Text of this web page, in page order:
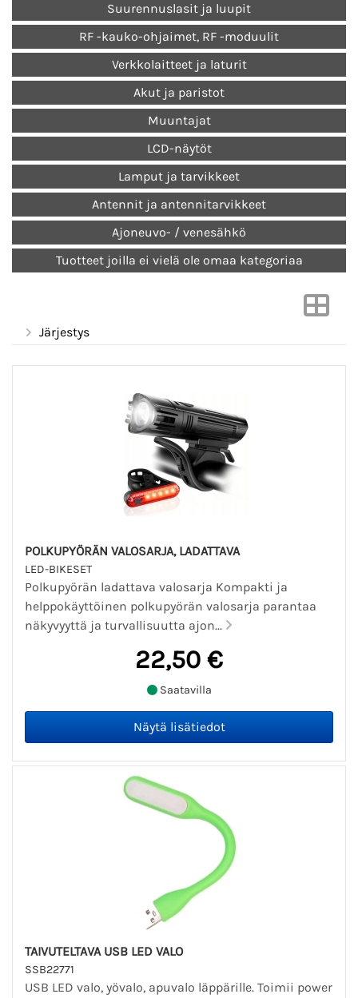
Suurennuslasit ja luupit
RF -kauko-ohjaimet, RF -moduulit
Verkkolaitteet ja laturit
Akut ja paristot
Muuntajat
LCD-näytöt
Lamput ja tarvikkeet
Antennit ja antennitarvikkeet
Ajoneuvo- / venesähkö
Tuotteet joilla ei vielä ole omaa kategoriaa
Järjestys
POLKUPYÖRÄN VALOSARJA, LADATTAVA
LED-BIKESET
Polkupyörän ladattava valosarja Kompakti ja
helppokäyttöinen polkupyörän valosarja parantaa
näkyvyyttä ja turvallisuutta ajon...
22,50 €
Saatavilla
TAIVUTELTAVA USB LED VALO
SSB22771
USB LED valo, yövalo, apuvalo läppärille. Toimii power